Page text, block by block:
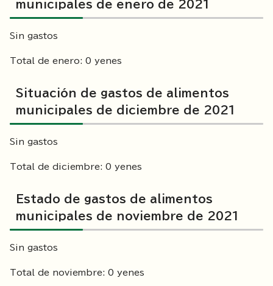
municipales de enero de 2021
Sin gastos
Total de enero: 0 yenes
Situación de gastos de alimentos
municipales de diciembre de 2021
Sin gastos
Total de diciembre: 0 yenes
Estado de gastos de alimentos
municipales de noviembre de 2021
Sin gastos
Total de noviembre: 0 yenes